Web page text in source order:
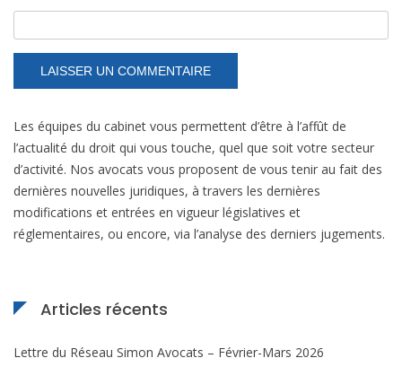
Les équipes du cabinet vous permettent d’être à l’affût de
l’actualité du droit qui vous touche, quel que soit votre secteur
d’activité. Nos avocats vous proposent de vous tenir au fait des
dernières nouvelles juridiques, à travers les dernières
modifications et entrées en vigueur législatives et
réglementaires, ou encore, via l’analyse des derniers jugements.
Articles récents
Lettre du Réseau Simon Avocats – Février-Mars 2026